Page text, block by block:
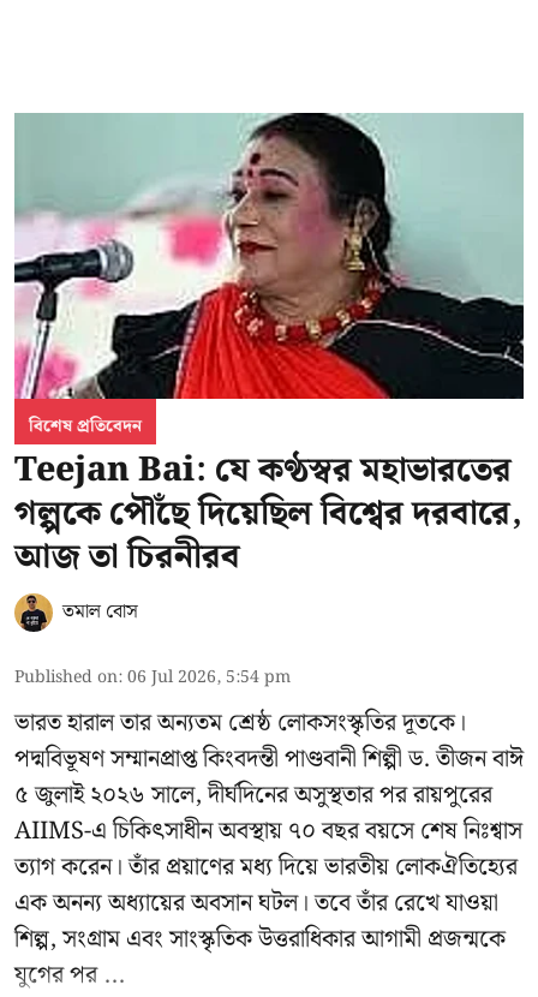
বিশেষ প্রতিবেদন
Teejan Bai: যে কণ্ঠস্বর মহাভারতের
গল্পকে পৌঁছে দিয়েছিল বিশ্বের দরবারে,
আজ তা চিরনীরব
তমাল বোস
Published on:06 Jul 2026, 5:54 pm
ভারত হারাল তার অন্যতম শ্রেষ্ঠ লোকসংস্কৃতির দূতকে।
পদ্মবিভূষণ সম্মানপ্রাপ্ত কিংবদন্তী পাণ্ডবানী শিল্পী ড. তীজন বাঈ
৫ জুলাই ২০২৬ সালে, দীর্ঘদিনের অসুস্থতার পর রায়পুরের
AIIMS-এ চিকিৎসাধীন অবস্থায় ৭০ বছর বয়সে শেষ নিঃশ্বাস
ত্যাগ করেন। তাঁর প্রয়াণের মধ্য দিয়ে ভারতীয় লোকঐতিহ্যের
এক অনন্য অধ্যায়ের অবসান ঘটল। তবে তাঁর রেখে যাওয়া
শিল্প, সংগ্রাম এবং সাংস্কৃতিক উত্তরাধিকার আগামী প্রজন্মকে
যুগের পর ...